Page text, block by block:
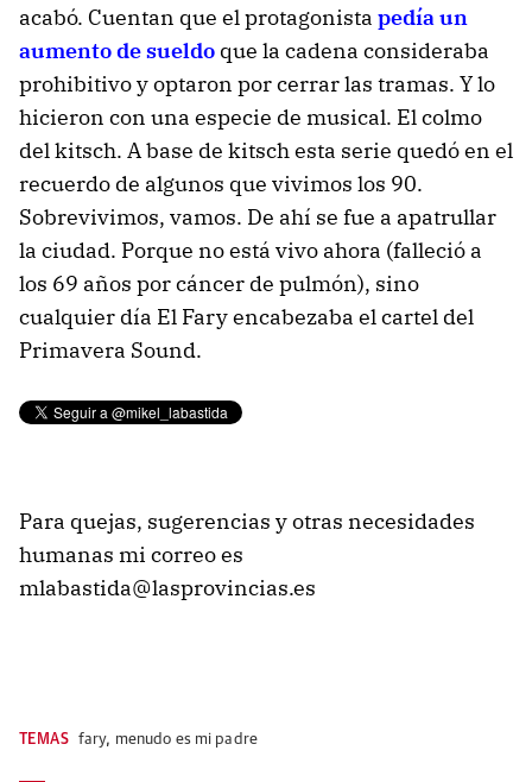
acabó. Cuentan que el protagonista pedía un
aumento de sueldo que la cadena consideraba
prohibitivo y optaron por cerrar las tramas. Y lo
hicieron con una especie de musical. El colmo
del kitsch. A base de kitsch esta serie quedó en el
recuerdo de algunos que vivimos los 90.
Sobrevivimos, vamos. De ahí se fue a apatrullar
la ciudad. Porque no está vivo ahora (falleció a
los 69 años por cáncer de pulmón), sino
cualquier día El Fary encabezaba el cartel del
Primavera Sound.
Para quejas, sugerencias y otras necesidades
humanas mi correo es
mlabastida@lasprovincias.es
TEMAS fary, menudo es mi padre